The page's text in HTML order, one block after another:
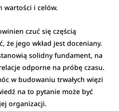
wartości i celów.
czuć się częścią
że jego wkład jest doceniany.
solidny fundament, na
odporne na próbę czasu.
w budowaniu trwałych więzi
na to pytanie może być
organizacji.